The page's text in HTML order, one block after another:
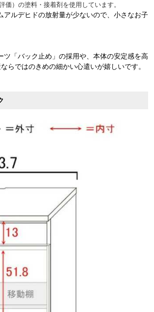
）の塗料・接着剤を使用しています。
ルデヒドの放射量が少ないので、小さなお子
「バック止め」の採用や、本体の安定感を高
らではのきめの細かい心遣いが嬉しいです。